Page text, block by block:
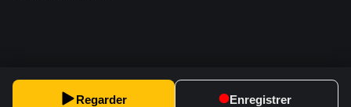
Regarder Enregistrer
2.228.1